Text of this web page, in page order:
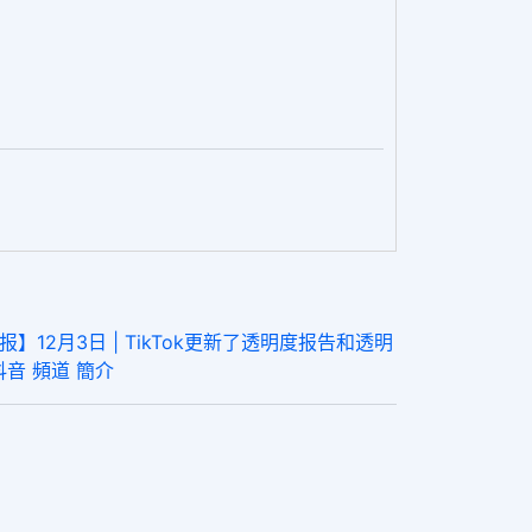
】12月3日 | TikTok更新了透明度报告和透明
音 頻道 簡介